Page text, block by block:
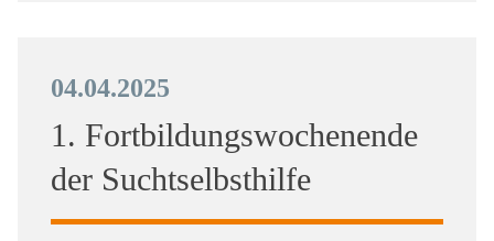
04.04.2025
1. Fortbildungswochenende
der Suchtselbsthilfe